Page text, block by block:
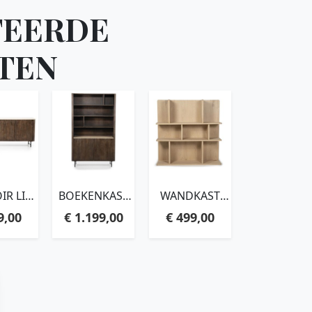
LIO
BOEKENKAST
€1.199,00
WANDKAST
RENEE
€499,00